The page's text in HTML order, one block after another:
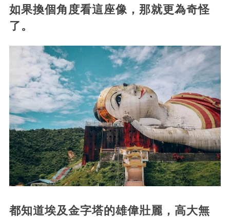
如果換個角度看這座像，那就更為奇怪
了。
都知道埃及金字塔的雄偉壯麗，高大無